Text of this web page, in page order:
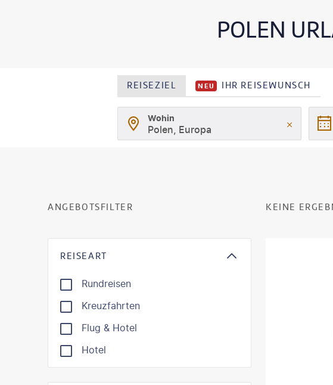
POLEN
REISEZIEL NEU IHR REISEWUNSCH
Wohin
Polen, Europa
ANGEBOTSFILTER
REISEART
Rundreisen
Kreuzfahrten
Flug & Hotel
Hotel
KEINE